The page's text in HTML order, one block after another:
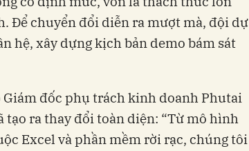
Để chuyển đổi diễn ra mượt mà, đội dự
hệ, xây dựng kịch bản demo bám sát
Giám đốc phụ trách kinh doanh Phutai
tạo ra thay đổi toàn diện: “Từ mô hình
Excel và phần mềm rời rạc, chúng tôi